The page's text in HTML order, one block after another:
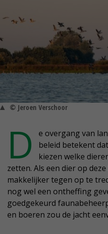
© Jeroen Verschoor
D
e overgang van
beleid betekent
kiezen welke
zetten. Als een dier op
makkelijker tegen op te
nog wel een ontheffing
goedgekeurd
en boeren zou de jacht